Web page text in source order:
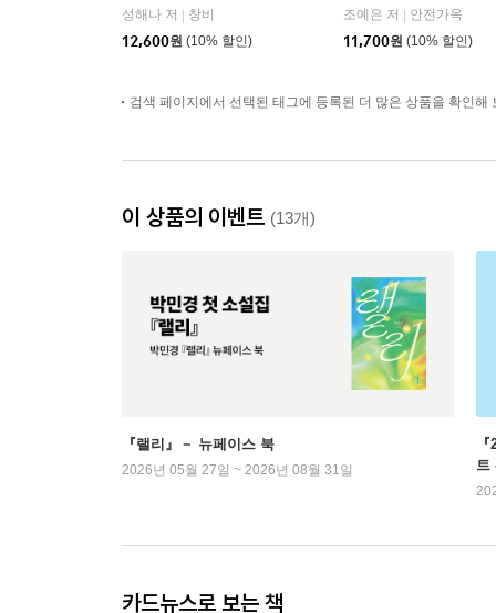
성해나 저
창비
12,600원 (10% 할인)
조예은 저
안전가옥
11,700원 (10% 할인)
검색 페이지에서 선택된 태그에 등록된 더 많은 상품을 확인해
이 상품의 이벤트 (13개)
『랠리』－ 뉴페이스 북
2026년 05월 27일 ~ 2026년 08월 31일
트
카드뉴스로 보는 책